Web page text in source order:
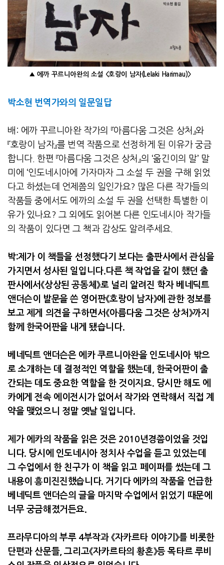
▲ 에까 꾸르니아완의 소설 <호랑이 남자(Lelaki Harimau)>
박소현 번역가와의 일문일답
배 : 에까 꾸르니아완 작가의 『아름다움 그것은 상처』와
『호랑이 남자』를 번역 작품으로 선정하게 된 이유가 궁금
합니다.한편 『아름다움 그것은 상처』의 ‘옮긴이의 말’ 말
미에 ‘인도네시아에 가자마자 그 소설 두 권을 구해 읽었
다고 하셨는데 언제쯤의 일인가요? 많은 다른 작가들의
작품들 중에서도 에까의 소설 두 권을 선택한 특별한 이
유가 있나요? 그 외에도 읽어본 다른 인도네시아 작가들
의 작품이 있다면 그 책과 감상도 알려주세요
박:제가 이 책들을 선정했다기 보다는 출판사에서 관심을
가지면서 성사된 일입니다.다른 책 작업을 같이 했던 출
판사에서《상상된 공동체》로 널리 알려진 학자 베네딕트
앤더슨이 발문을 쓴 영어판《호랑이 남자》에 관한 정보를
보고 제게 의견을 구하면서《아름다움 그것은 상처》까지
함께 한국어판을 내게 됐습니다.
베네딕트 앤더슨은 에카 쿠르니아완을 인도네시아 밖으
로 소개하는 데 결정적인 역할을 했는데
한국어판이 출
간되는 데도 중요한 역할을 한 것이지요. 당시만 해도 에
카에게 전속 에이전시가 없어서 작가와 연락해서 직접 계
약을 맺었으니 정말 옛날 일입니다.
제가 에카의 작품을 읽은 것은2010년경쯤이었을 것입
니다. 당시에 인도네시아 정치사 수업을 듣고 있었는데
그 수업에서 한 친구가 이 책을 읽고 페이퍼를 썼는데 그
내용이 흥미진진했습니다. 거기다 에카의 작품을 언급한
베네딕트 앤더슨의 글을 마지막 수업에서 읽었기 때문에
너무 궁금해졌거든요.
프라무디아의 부루4부작과 《자카르타 이야기》를 비롯한
단편과 산문들,그리고《자카르타의 황혼》등 목타르 루비